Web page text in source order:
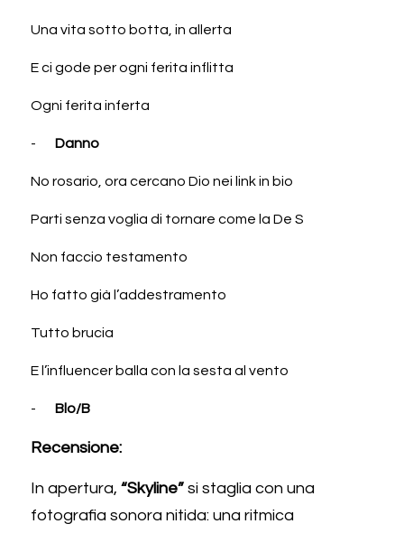
Una vita sotto botta, in allerta
E ci gode per ogni ferita inflitta
Ogni ferita inferta
- Danno
No rosario, ora cercano Dio nei link in bio
Parti senza voglia di tornare come la De S
Non faccio testamento
Ho fatto già l’addestramento
Tutto brucia
E l’influencer balla con la sesta al vento
- Blo/B
Recensione:
In apertura, “Skyline” si staglia con una
fotografia sonora nitida: una ritmica